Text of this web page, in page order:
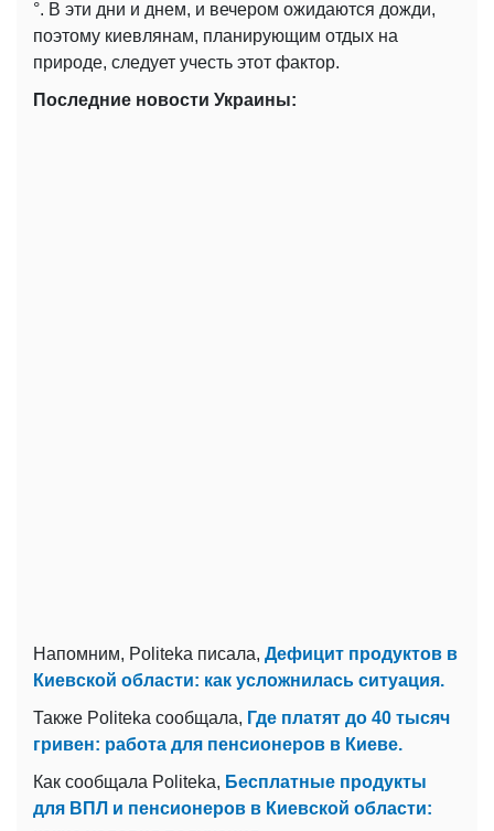
°. В эти дни и днем, и вечером ожидаются дожди,
поэтому киевлянам, планирующим отдых на
природе, следует учесть этот фактор.
Последние новости Украины:
Напомним, Politeka писала, Дефицит продуктов в
Киевской области: как усложнилась ситуация.
Также Politeka сообщала, Где платят до 40 тысяч
гривен: работа для пенсионеров в Киеве.
Как сообщала Politeka, Бесплатные продукты
для ВПЛ и пенсионеров в Киевской области: